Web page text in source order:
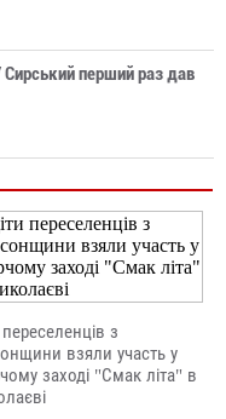
перший раз дав
переселенців з
взяли участь у
заході "Смак літа" в